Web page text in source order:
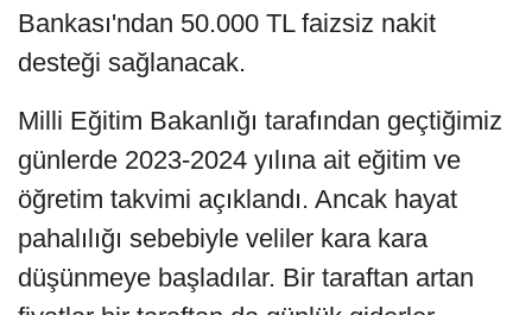
Bankası'ndan 50.000 TL faizsiz nakit
desteği sağlanacak.
Milli Eğitim Bakanlığı tarafından geçtiğimiz
günlerde 2023-2024 yılına ait eğitim ve
öğretim takvimi açıklandı. Ancak hayat
pahalılığı sebebiyle veliler kara kara
düşünmeye başladılar. Bir taraftan artan